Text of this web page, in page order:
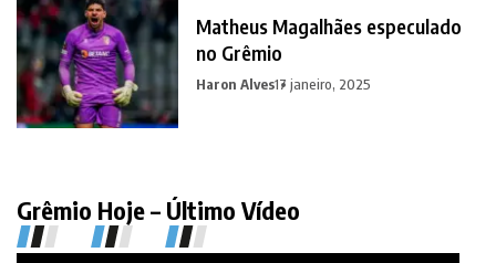
Matheus Magalhães especulado
no Grêmio
Haron Alves17 janeiro, 2025
Grêmio Hoje – Último Vídeo